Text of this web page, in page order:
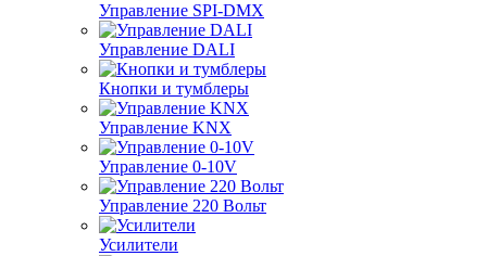
Управление SPI-DMX
Управление DALI
Кнопки и тумблеры
Управление KNX
Управление 0-10V
Управление 220 Вольт
Усилители